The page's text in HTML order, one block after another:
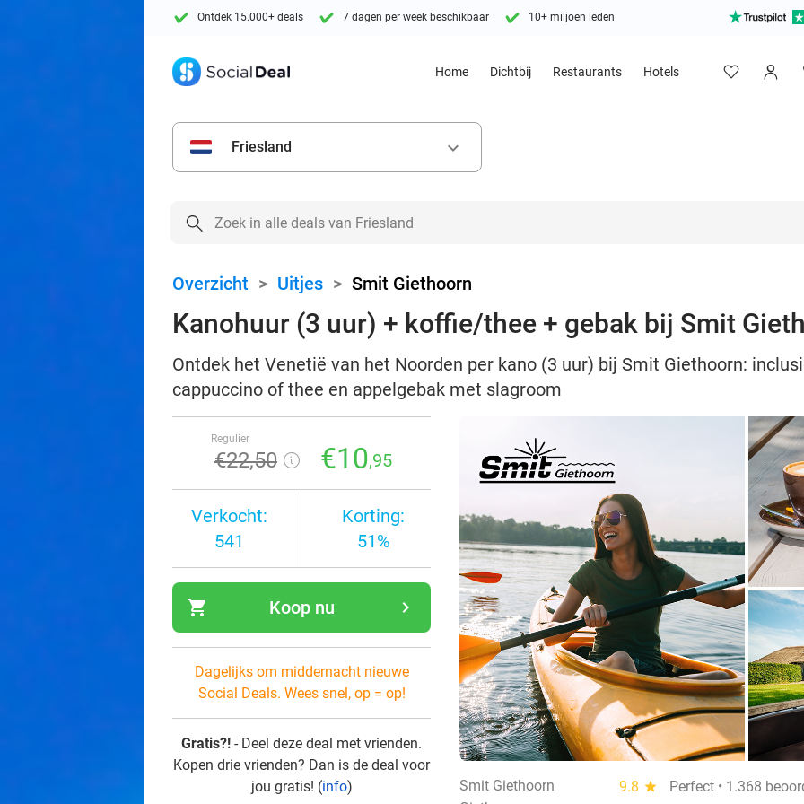
Ontdek 15.000+ deals 7 dagen per week beschikbaar 10+ miljoen leden
Home Dichtbij Restaurants Hotels
Friesland keyboard_arrow_down
Overzicht > Uitjes > Smit Giethoorn
Kanohuur (3 uur) + koffie/thee + gebak bij Smit
Ontdek het Venetië van het Noorden per kano (3 uur) bij Smit Giethoorn:
cappuccino of thee en appelgebak met slagroom
Regulier
€22,50 €10,95
Verkocht:
541
Korting:
51%
shopping_cart navigate_next
Koop nu
Dagelijks om middernacht nieuwe
Social Deals. Wees snel, op = op!
Gratis?! - Deel deze deal met vrienden.
Kopen drie vrienden? Dan is de deal voor
jou gratis! (info) Smit Giethoorn 9.8 star
Perfect • 1.368